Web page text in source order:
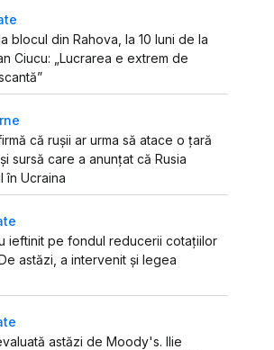
blocul din Rahova, la 10 luni de la
Ciucu: „Lucrarea e extrem de
că rușii ar urma să atace o țară
sursă care a anunțat că Rusia
în Ucraina
ieftinit pe fondul reducerii cotațiilor
astăzi, a intervenit și legea
astăzi de Moody's. Ilie